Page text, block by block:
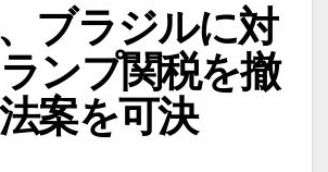
ブラジルに対
ンプ関税を撤
案を可決